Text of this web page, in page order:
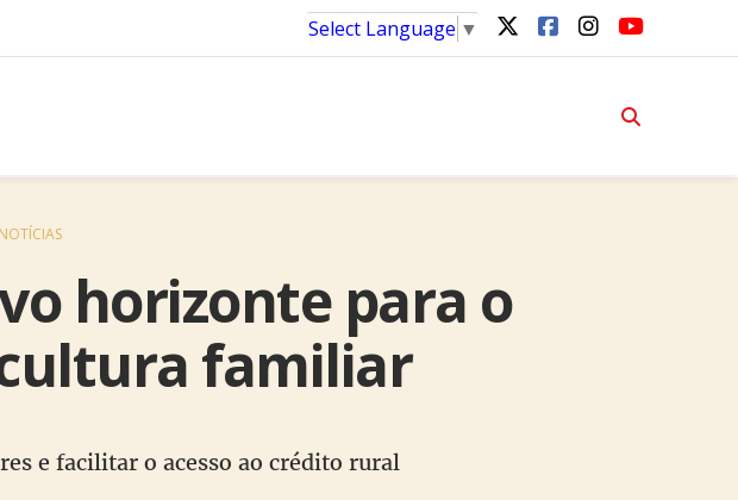
Select Language ▼
NOTÍCIAS
horizonte para o
familiar
e facilitar o acesso ao crédito rural